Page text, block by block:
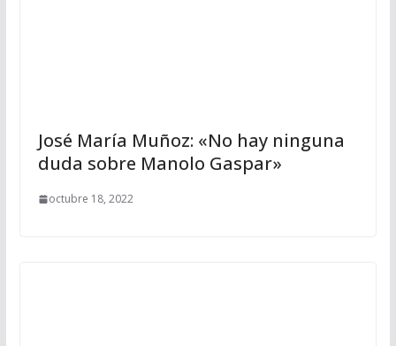
José María Muñoz: «No hay ninguna
duda sobre Manolo Gaspar»
octubre 18, 2022